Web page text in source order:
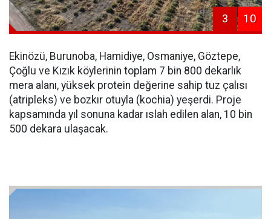
3 10
Ekinözü, Burunoba, Hamidiye, Osmaniye, Göztepe,
Çoğlu ve Kızık köylerinin toplam 7 bin 800 dekarlık
mera alanı, yüksek protein değerine sahip tuz çalısı
(atripleks) ve bozkır otuyla (kochia) yeşerdi. Proje
kapsamında yıl sonuna kadar ıslah edilen alan, 10 bin
500 dekara ulaşacak.